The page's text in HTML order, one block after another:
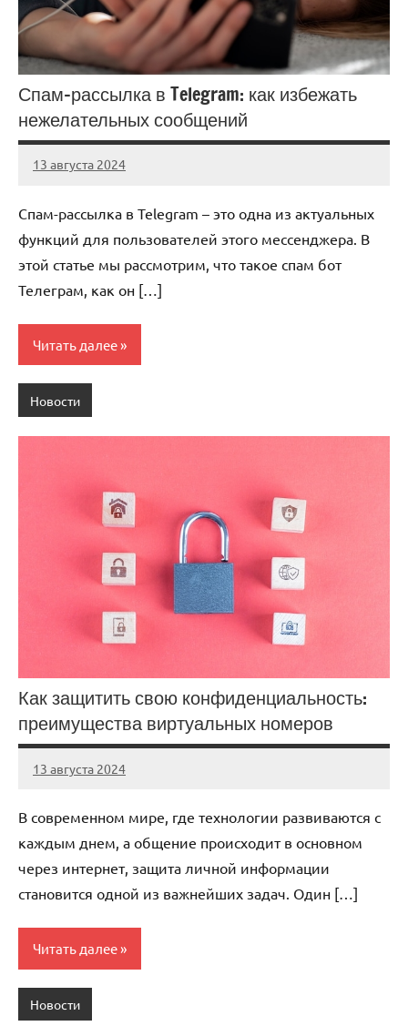
Спам-рассылка в Telegram: как избежать
нежелательных сообщений
13 августа 2024
Avtor
Нет
Спам-рассылка в Telegram – это одна из актуальных
функций для пользователей этого мессенджера. В
этой статье мы рассмотрим, что такое спам бот
Телеграм, как он […]
Читать далее
Новости
Как защитить свою конфиденциальность:
преимущества виртуальных номеров
13 августа 2024
Avtor
Нет
В современном мире, где технологии развиваются с
каждым днем, а общение происходит в основном
через интернет, защита личной информации
становится одной из важнейших задач. Один […]
Читать далее
Новости